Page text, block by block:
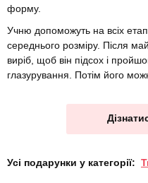
форму.
Учню допоможуть на всіх
середнього розміру. Після
виріб, щоб він підсох і
глазурування. Потім його
Усі подарунки у категорії: